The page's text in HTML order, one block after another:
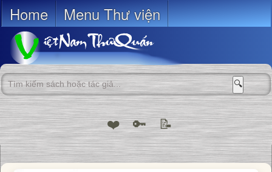
Home Menu Thư viện
🔍
❤️ 🔑 📝